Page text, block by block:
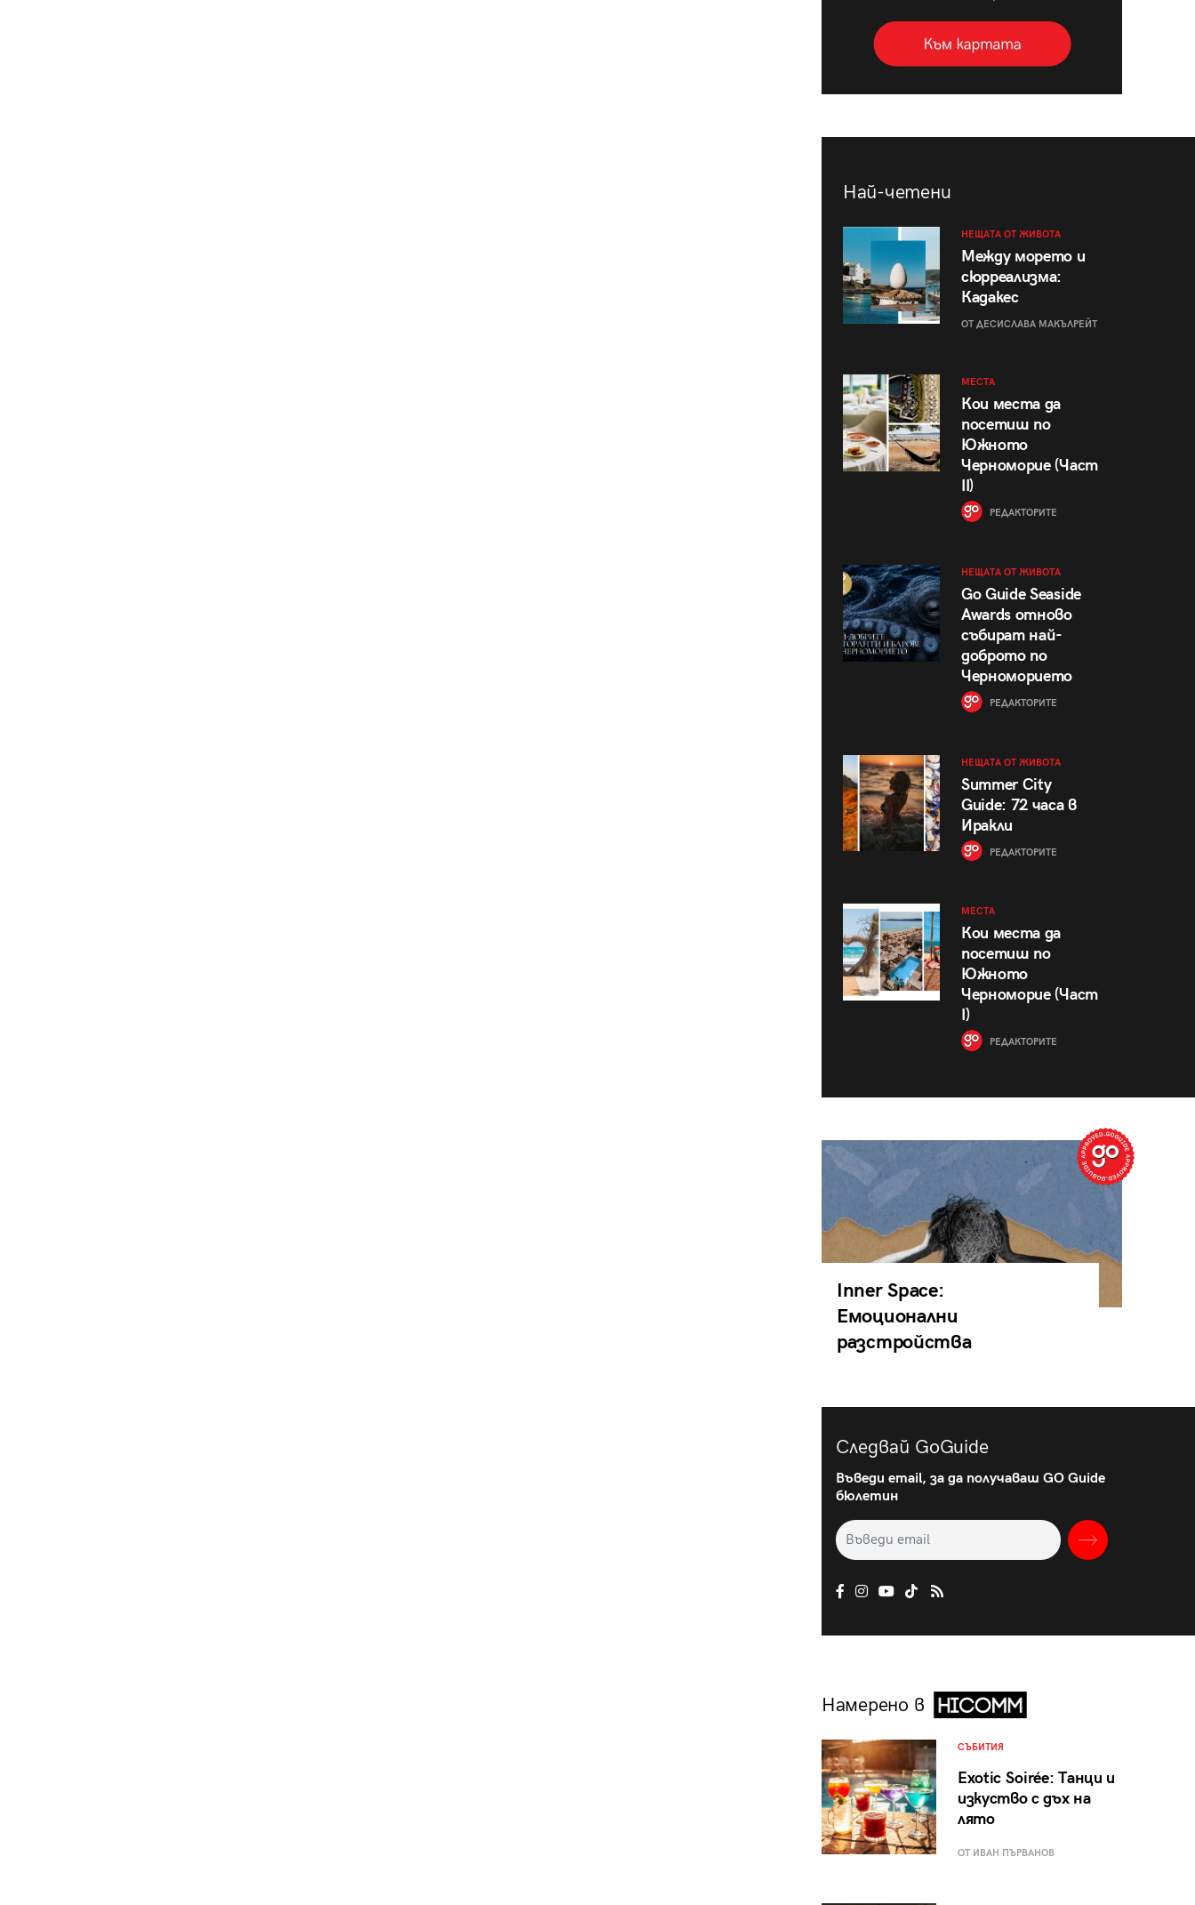
Най-четени
НЕЩАТА ОТ ЖИВОТА
Между морето и
сюрреализма:
Кадакес
ОТ ДЕСИСЛАВА МАКЪЛРЕЙТ
МЕСТА
Кои места да
посетиш по
Южното
Черноморие (Част
II)
РЕДАКТОРИТЕ
НЕЩАТА ОТ ЖИВОТА
Go Guide Seaside
Awards отново
събират най-
доброто по
Черноморието
РЕДАКТОРИТЕ
НЕЩАТА ОТ ЖИВОТА
Summer City
Guide: 72 часа в
Иракли
РЕДАКТОРИТЕ
МЕСТА
Кои места да
посетиш по
Южното
Черноморие (Част
I)
РЕДАКТОРИТЕ
Inner Space:
Емоционални
разстройства
Следвай GoGuide
Въведи email, за да получаваш GO Guide
бюлетин
Намерено в
СЪБИТИЯ
Exotic Soirée: Танци и
изкуство с дъх на
лято
ОТ ИВАН ПЪРВАНОВ